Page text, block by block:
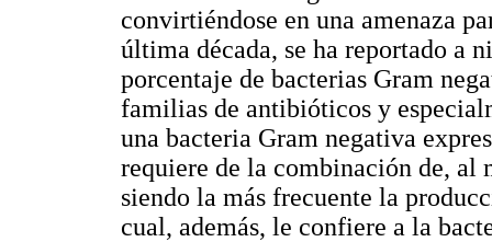
convirtiéndose en una amenaza
última década, se ha reportado a
porcentaje de bacterias Gram
familias de antibióticos y
una bacteria Gram negativa
requiere de la combinación de, al
siendo la más frecuente la
cual, además, le confiere a la